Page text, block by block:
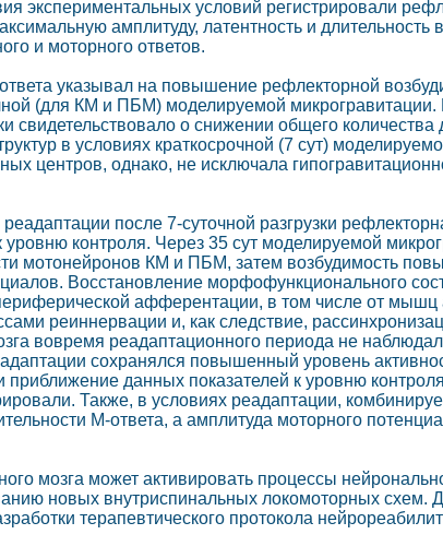
экспериментальных условий регистрировали
амплитуду, латентность и
и моторного ответов.
указывал на повышение рефлекторной
(для КМ и ПБМ) моделируемой
свидетельствовало о снижении общего
в условиях краткосрочной (7 сут)
центров, однако, не исключала
после 7-суточной разгрузки
уровню контроля. Через 35 сут моделируемой
мотонейронов КМ и ПБМ, затем возбудимость
Восстановление морфофункционального
афферентации, в том числе от
реиннервации и, как следствие,
вовремя реадаптационного периода не
сохранялся повышенный уровень
приближение данных показателей к уровню
Также, в условиях реадаптации,
М-ответа, а амплитуда моторного
мозга может активировать процессы
новых внутриспинальных локомоторных схем.
терапевтического протокола